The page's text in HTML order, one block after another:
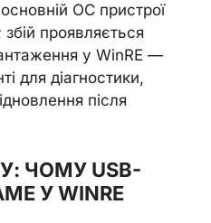
ОС пристрої
проявляється
у WinRE —
для діагностики,
після
ЧОМУ USB-
У WINRE